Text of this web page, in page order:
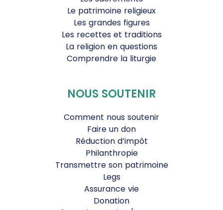
Le patrimoine religieux
Les grandes figures
Les recettes et traditions
La religion en questions
Comprendre la liturgie
NOUS SOUTENIR
Comment nous soutenir
Faire un don
Réduction d’impôt
Philanthropie
Transmettre son patrimoine
Legs
Assurance vie
Donation